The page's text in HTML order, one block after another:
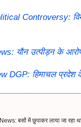
Controversy:
यौन उत्पीड़न के
DGP: हिमाचल प्रदेश के
बसों में छुपाकर लाया जा रहा